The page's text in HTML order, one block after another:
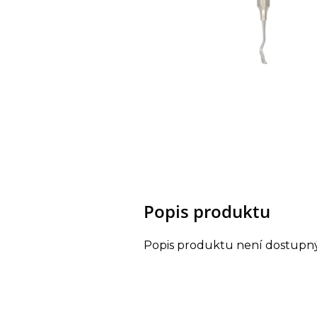
Popis produktu
Popis produktu není